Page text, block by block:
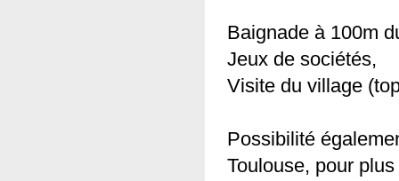
Baignade à 100m
Jeux de sociétés,
Visite du village
Possibilité
Toulouse, pour